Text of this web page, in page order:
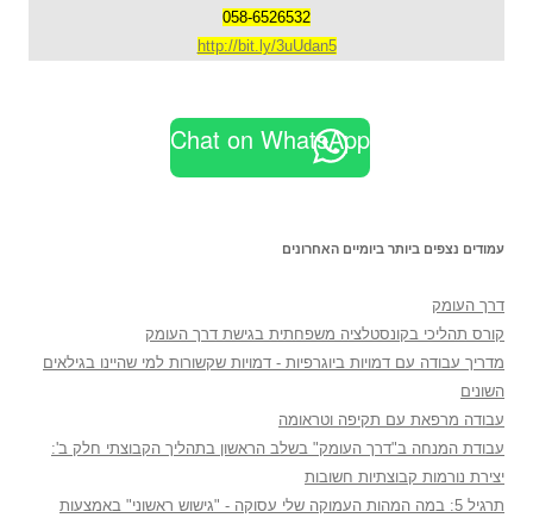
058-6526532
http://bit.ly/3uUdan5
Chat on WhatsApp
עמודים נצפים ביותר ביומיים האחרונים
דרך העומק
קורס תהליכי בקונסטלציה משפחתית בגישת דרך העומק
מדריך עבודה עם דמויות ביוגרפיות - דמויות שקשורות למי שהיינו בגילאים
השונים
עבודה מרפאת עם תקיפה וטראומה
עבודת המנחה ב"דרך העומק" בשלב הראשון בתהליך הקבוצתי חלק ב':
יצירת נורמות קבוצתיות חשובות
תרגיל 5: במה המהות העמוקה שלי עסוקה - "גישוש ראשוני" באמצעות